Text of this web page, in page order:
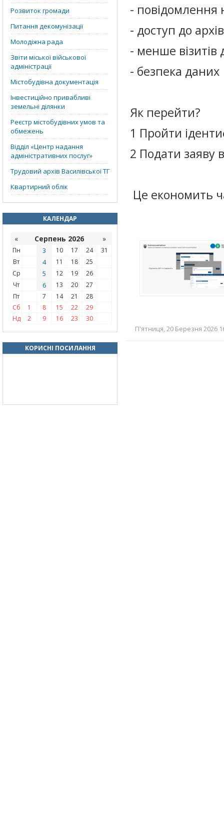
Розвиток громади
Питання декомунізації
Молодіжна рада
Звіти міської військової
адміністрації
Містобудівна документація
Інвестиційно привабливі
земельні ділянки
Реєстр містобудівних умов та
обмежень
Відділ «‎Центр надання
адміністративних послуг»
Трудовий архів Василівської ТГ
Квартирний облік
КАЛЕНДАР
« Серпень 2026 »
Пн 3 10 17 24
31
Вт
4 11 18
25
Ср
5 12 19
26
Чт
6 13 20
27
Пт
7 14 21
28
Сб
1 8 15 22
29
Нд
2 9 16 23 30
КОРИСНІ ПОСИЛАННЯ
- повідомлення
- доступ до
- менше візитів
- безпека даних
Як перейти?
1 Пройти
2 Подати заяву
Це економить
П'ятниця, 20 Березня 2026